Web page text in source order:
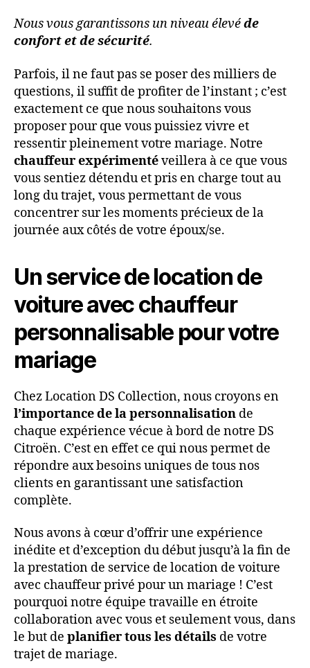
Nous vous garantissons un niveau élevéde
confort et de sécurité.
Parfois, il ne faut pas se poser des milliers de
questions, il suffit de profiter de l’instant ; c’est
exactement ce que nous souhaitons vous
proposer pour que vous puissiez vivre et
ressentir pleinement votre mariage. Notre
chauffeur expérimentéveillera à ce que vous
vous sentiez détendu et pris en charge tout au
long du trajet, vous permettant de vous
concentrer sur les moments précieux de la
journée aux côtés de votre époux/se.
Un service de location de
voiture avec chauffeur
personnalisable pour votre
mariage
Chez Location DS Collection, nous croyons en
l’importance de la personnalisation de
chaque expérience vécue à bord de notre DS
Citroën. C’est en effet ce qui nous permet de
répondre aux besoins uniques de tous nos
clients en garantissant une satisfaction
complète.
Nous avons à cœur d’offrir une expérience
inédite et d’exception du début jusqu’à la fin de
la prestation de service de location de voiture
avec chauffeur privé pour un mariage ! C’est
pourquoi notre équipe travaille en étroite
collaboration avec vous et seulement vous, dans
le but de planifier tous les détails de votre
trajet de mariage.